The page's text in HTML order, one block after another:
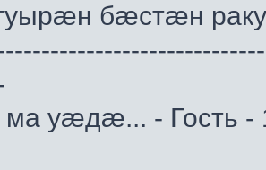
бæстæн
уæдæ... - Гость -